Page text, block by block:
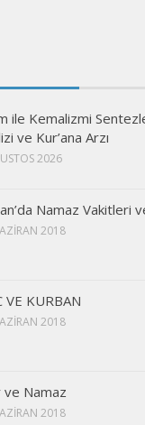
ile Kemalizmi
ve Kur’ana Arzı
2026
Namaz Vakitleri
2018
VE KURBAN
2018
ve Namaz
2018